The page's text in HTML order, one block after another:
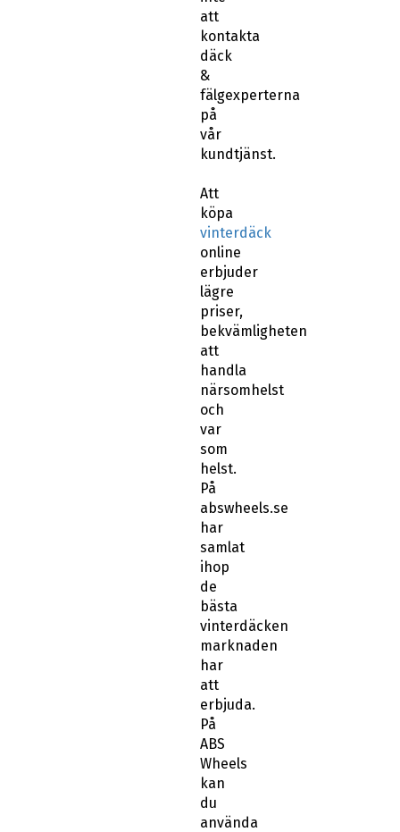
att
kontakta
däck
&
fälgexperterna
på
vår
kundtjänst.
Att
köpa
vinterdäck
online
erbjuder
lägre
priser,
bekvämligheten
att
handla
närsomhelst
och
var
som
helst.
På
abswheels.se
har
samlat
ihop
de
bästa
vinterdäcken
marknaden
har
att
erbjuda.
På
ABS
Wheels
kan
du
använda